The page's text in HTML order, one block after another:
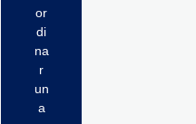
or
di
na
r
un
a